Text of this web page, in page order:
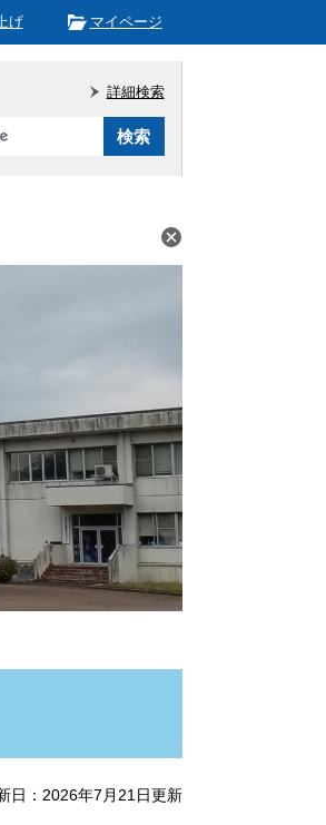
げ マイページ
詳細検索
日：2026年7月21日更新